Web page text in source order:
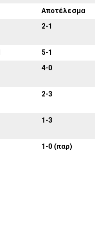
Αποτέλεσμα
2-1
5-1
4-0
2-3
1-3
1-0 (παρ)